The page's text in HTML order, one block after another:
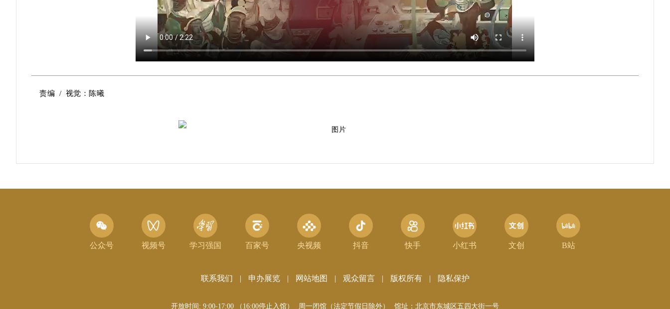
责编 / 视觉：陈曦
公众号 视频号 学习强国 百家号 央视频 抖音 快手 小红书 文创 B站
联系我们 | 申办展览 | 网站地图 | 观众留言 | 版权所有 | 隐私保护
开放时间: 9:00-17:00 （16:00停止入馆） 周一闭馆（法定节假日除外） 馆址：北京市东城区五四大街一号